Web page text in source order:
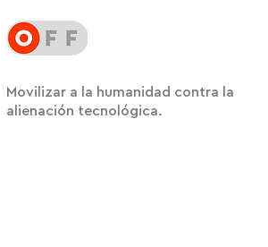
Movilizar a la humanidad contra la
alienación tecnológica.